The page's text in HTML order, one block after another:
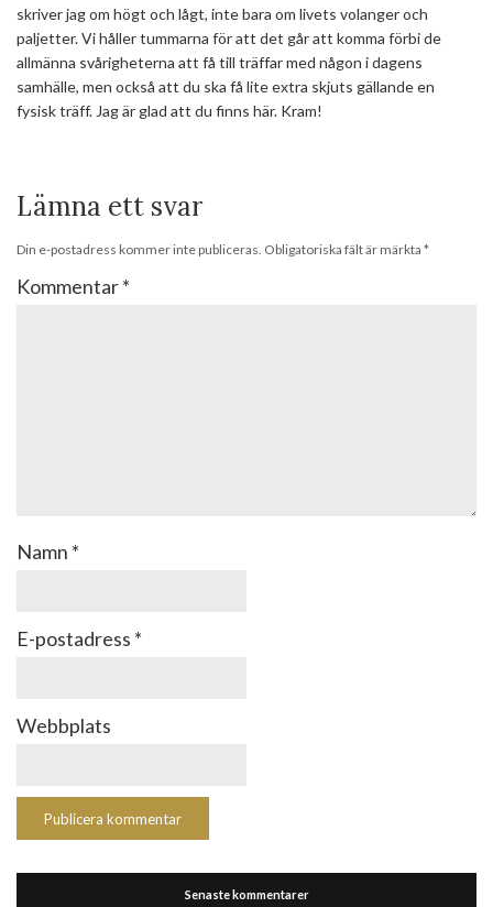
skriver jag om högt och lågt, inte bara om livets volanger och
paljetter. Vi håller tummarna för att det går att komma förbi de
allmänna svårigheterna att få till träffar med någon i dagens
samhälle, men också att du ska få lite extra skjuts gällande en
fysisk träff. Jag är glad att du finns här. Kram!
Lämna ett svar
Din e-postadress kommer inte publiceras. Obligatoriska fält är märkta *
Kommentar*
Namn *
E-postadress *
Webbplats
Senaste kommentarer